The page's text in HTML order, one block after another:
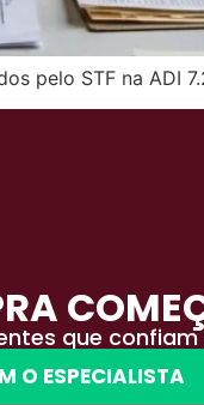
pelo STF na ADI
que
O ESPECIALISTA